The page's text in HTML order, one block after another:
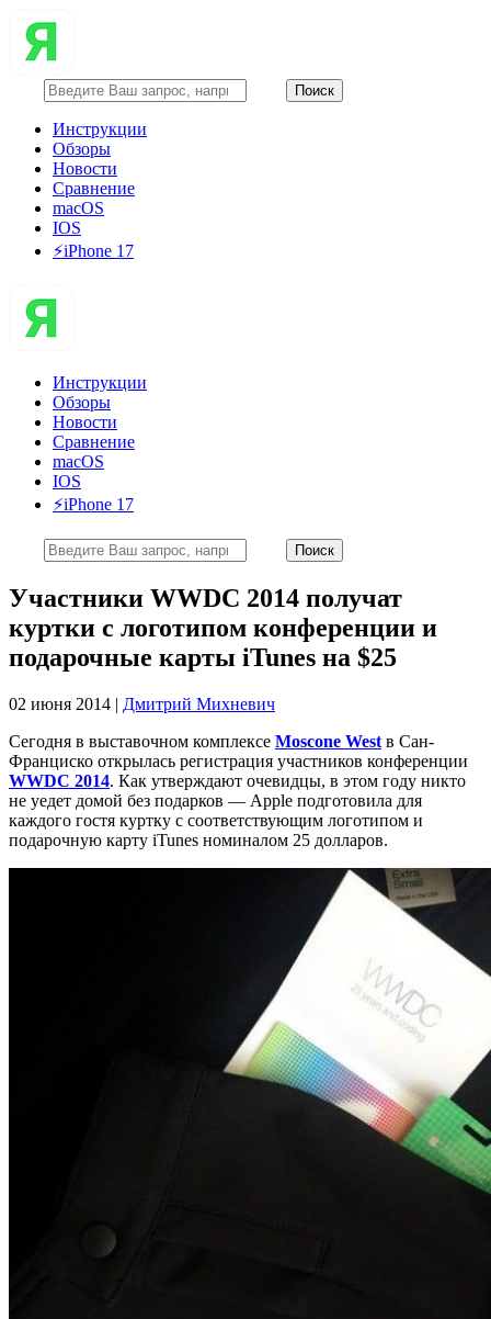
Инструкции
Обзоры
Новости
Сравнение
macOS
IOS
⚡️iPhone 17
Инструкции
Обзоры
Новости
Сравнение
macOS
IOS
⚡️iPhone 17
Участники WWDC 2014 получат
куртки с логотипом конференции и
подарочные карты iTunes на $25
02 июня 2014 | Дмитрий Михневич
Сегодня в выставочном комплексе Moscone West в Сан-
Франциско открылась регистрация участников конференции
WWDC 2014. Как утверждают очевидцы, в этом году никто
не уедет домой без подарков — Apple подготовила для
каждого гостя куртку с соответствующим логотипом и
подарочную карту iTunes номиналом 25 долларов.